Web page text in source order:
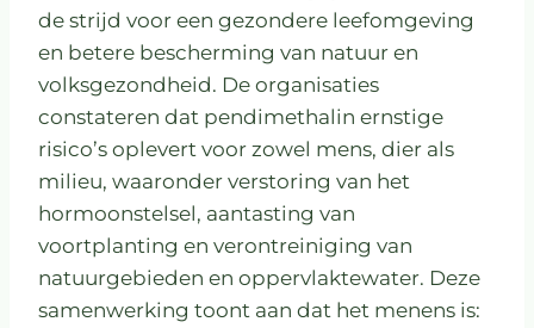
de strijd voor een gezondere leefomgeving
en betere bescherming van natuur en
volksgezondheid. De organisaties
constateren dat pendimethalin ernstige
risico’s oplevert voor zowel mens, dier als
milieu, waaronder verstoring van het
hormoonstelsel, aantasting van
voortplanting en verontreiniging van
natuurgebieden en oppervlaktewater. Deze
samenwerking toont aan dat het menens is: